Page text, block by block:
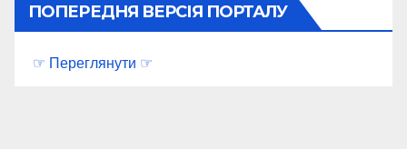
ПОПЕРЕДНЯ ВЕРСІЯ ПОРТАЛУ
☞ Переглянути ☞